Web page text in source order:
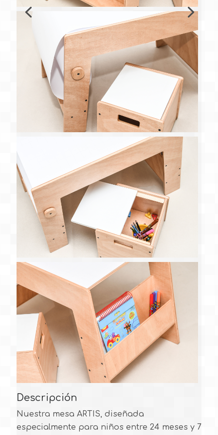
Descripción
Nuestra mesa ARTIS, diseñada
especialmente para niños entre 24 meses y 7